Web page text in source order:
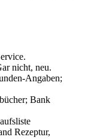
nicht, neu.
Angaben;
Bank
Rezeptur,